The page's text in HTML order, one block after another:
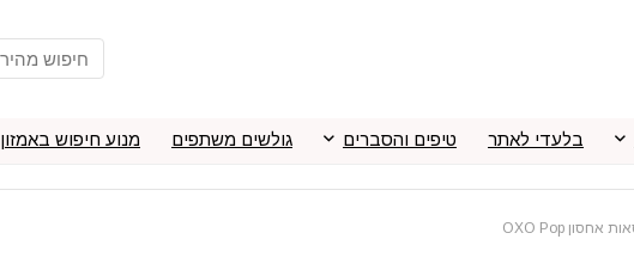
בלעדי לאתר טיפים והסברים גולשים משתפים מנוע חיפוש באמזון